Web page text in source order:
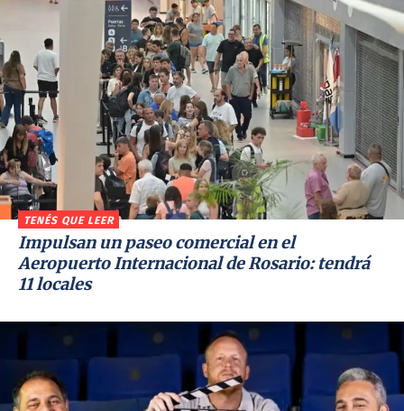
TENÉS QUE LEER
Impulsan un paseo comercial en el
Aeropuerto Internacional de Rosario: tendrá
11 locales